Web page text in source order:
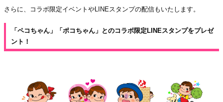
さらに、コラボ限定イベントやLINEスタンプの配信もいたします。
「ペコちゃん」「ポコちゃん」とのコラボ限定LINEスタンプをプレゼ
ント！